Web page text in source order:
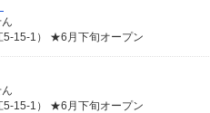
15-1） ★6月下旬オープン
15-1） ★6月下旬オープン